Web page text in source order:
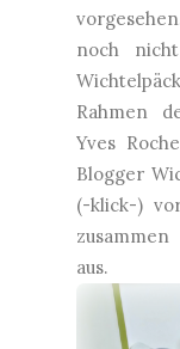
noch
Rahmen
Yves
Blogger
(-klick-)
aus.